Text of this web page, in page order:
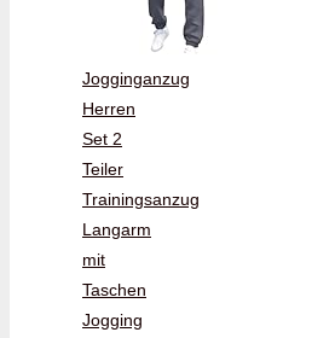
Jogginganzug
Herren
Set 2
Teiler
Trainingsanzug
Langarm
mit
Taschen
Jogging